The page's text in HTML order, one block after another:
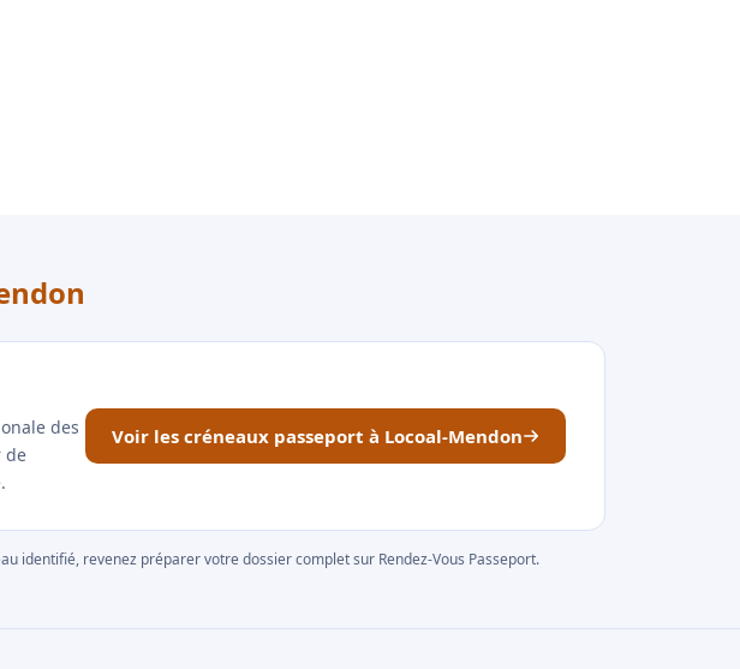
des
de
Voir les créneaux passeport à Locoal-Mendon
identifié, revenez préparer votre dossier complet sur Rendez-Vous Passeport.